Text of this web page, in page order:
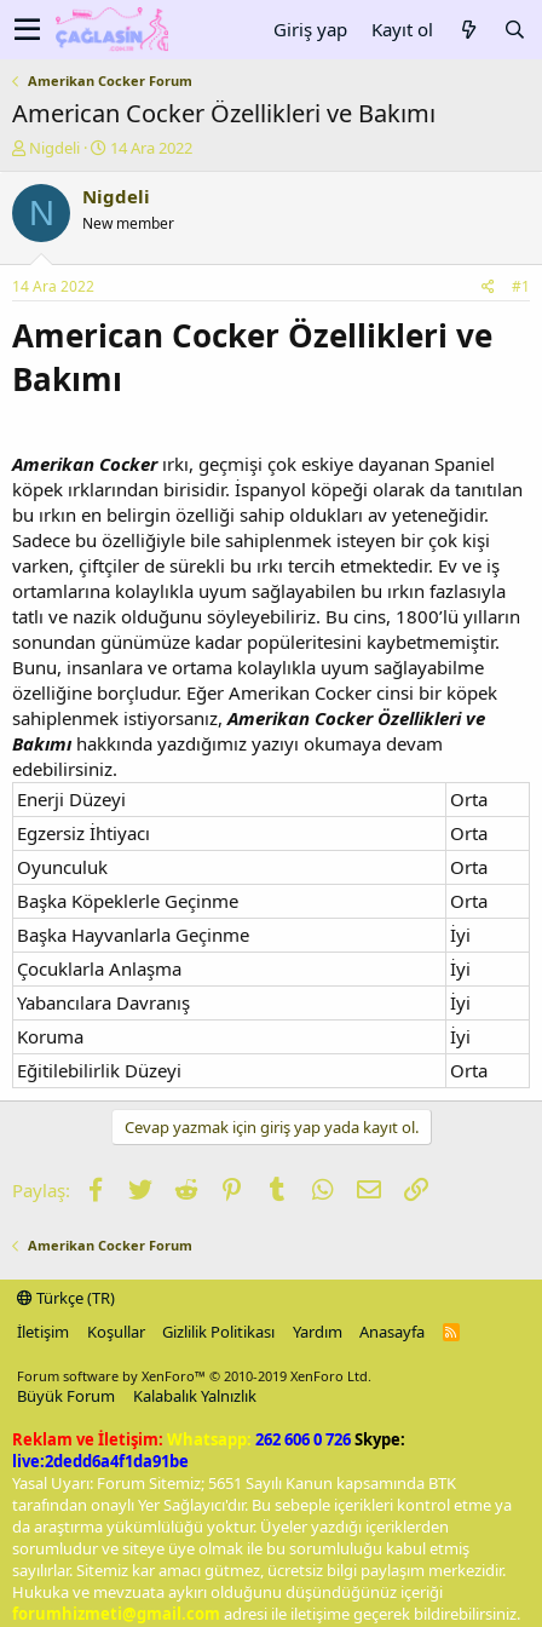
Giriş yap Kayıt ol
Amerikan Cocker Forum
American Cocker Özellikleri ve Bakımı
K
n
u
y
b
a
l
a
t
Nigdeli
B
ş
l
a
t
r
14 Ara 2022
N Nigdeli
New member
14 Ara 2022 #1
American Cocker Özellikleri ve
Bakımı
Amerikan Cockerırkı, geçmişi çok eskiye dayanan Spaniel
köpek ırklarından birisidir. İspanyol köpeği olarak da tanıtılan
bu ırkın en belirgin özelliği sahip oldukları av yeteneğidir.
Sadece bu özelliğiyle bile sahiplenmek isteyen bir çok kişi
varken, çiftçiler de sürekli bu ırkı tercih etmektedir. Ev ve iş
ortamlarına kolaylıkla uyum sağlayabilen bu ırkın fazlasıyla
tatlı ve nazik olduğunu söyleyebiliriz. Bu cins, 1800’lü yılların
sonundan günümüze kadar popüleritesini kaybetmemiştir.
Bunu, insanlara ve ortama kolaylıkla uyum sağlayabilme
özelliğine borçludur. Eğer Amerikan Cocker cinsi bir köpek
sahiplenmek istiyorsanız,Amerikan Cocker Özellikleri ve
Bakımıhakkında yazdığımız yazıyı okumaya devam
edebilirsiniz.
Enerji Düzeyi
Orta
Egzersiz İhtiyacı
Orta
Oyunculuk
Orta
Başka Köpeklerle Geçinme
Orta
Başka Hayvanlarla Geçinme
İyi
Çocuklarla Anlaşma
İyi
Yabancılara Davranış
İyi
Koruma
İyi
Eğitilebilirlik Düzeyi
Orta
Cevap yazmak için giriş yap yada kayıt ol.
Paylaş: Facebook
TwitterReddit PinterestTumblrWhatsApp
E-postaLink
Amerikan Cocker Forum
Türkçe (TR)
İletişim
Koşullar Gizlilik Politikası Yardım Anasayfa
R
Forum software by XenForo™ © 2010-2019 XenForo Ltd.
Büyük Forum
Kalabalık Yalnızlık
Reklam ve İletişim: Whatsapp: 262 606 0 726Skype:
live:2dedd6a4f1da91be
Yasal Uyarı: Forum Sitemiz; 5651 Sayılı Kanun kapsamında BTK
tarafından onaylı Yer Sağlayıcı'dır. Bu sebeple içerikleri kontrol etme ya
da araştırma yükümlülüğü yoktur. Üyeler yazdığı içeriklerden
sorumludur ve siteye üye olmak ile bu sorumluluğu kabul etmiş
sayılırlar. Sitemiz kar amacı gütmez, ücretsiz bilgi paylaşım merkezidir.
Hukuka ve mevzuata aykırı olduğunu düşündüğünüz içeriği
forumhizmeti@gmail.com adresi ile iletişime geçerek bildirebilirsiniz.